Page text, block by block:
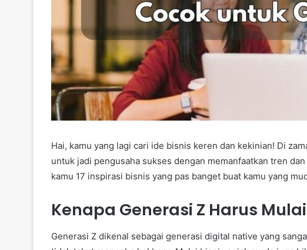
Hai, kamu yang lagi cari ide bisnis keren dan kekinian! Di
untuk jadi pengusaha sukses dengan memanfaatkan tren
kamu 17 inspirasi bisnis yang pas banget buat kamu yang
Kenapa Generasi Z Harus
Generasi Z dikenal sebagai generasi digital native yang